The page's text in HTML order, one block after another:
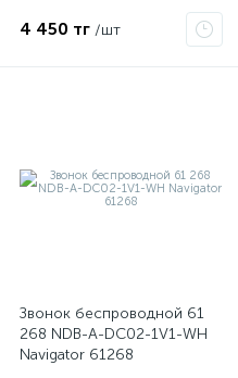
брызгозащ. кнопка IP44
3ААх1.5В Тритон ТР-02Б
4 450 тг /шт
Звонок беспроводной 61
268 NDB-A-DC02-1V1-WH
Navigator 61268